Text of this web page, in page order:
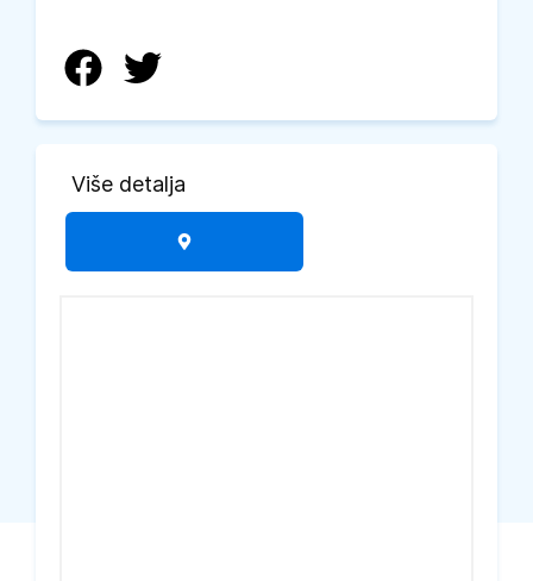
Više detalja